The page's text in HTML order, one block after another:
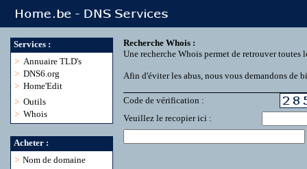
Services :
> Annuaire TLD's
> DNS6.org
> Home'Edit
> Outils
> Whois
Acheter :
> Nom de domaine
Recherche Whois :
Une recherche Whois permet de retrouver
Afin d'éviter les abus, nous vous demandons de
Code de vérification :
Veuillez le recopier ici :